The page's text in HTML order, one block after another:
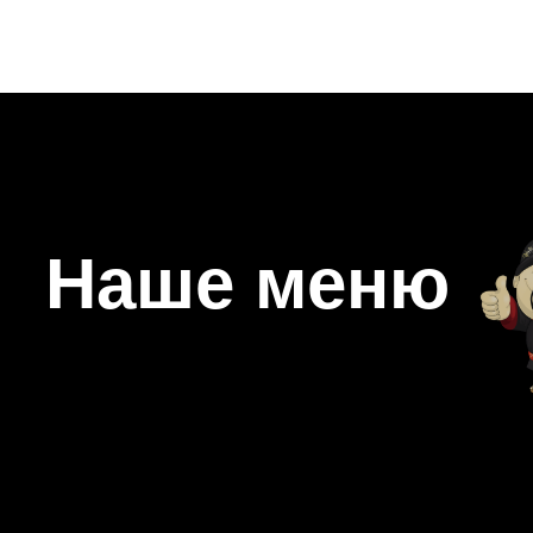
Наше меню